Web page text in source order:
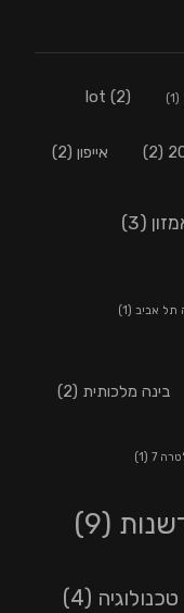
(1)
lot (2)
(2) אייפון (2)
(3)
תל אביב (1)
בינה מלכותית (2)
7
(1)
(9)
טכנולוגיה (4)